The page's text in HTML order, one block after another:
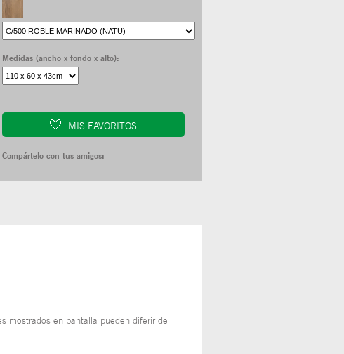
Medidas (ancho x fondo x alto):
MIS FAVORITOS
Compártelo con tus amigos:
mostrados en pantalla pueden diferir de